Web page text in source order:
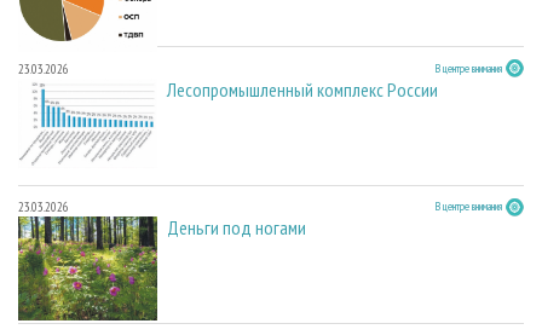
23.03.2026 В центре внимания
Лесопромышленный комплекс России
23.03.2026 В центре внимания
Деньги под ногами